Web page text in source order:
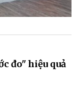
đo" hiệu quả